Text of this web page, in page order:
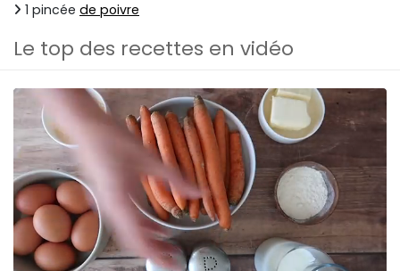
1 pincée de poivre
Le top des recettes en vidéo